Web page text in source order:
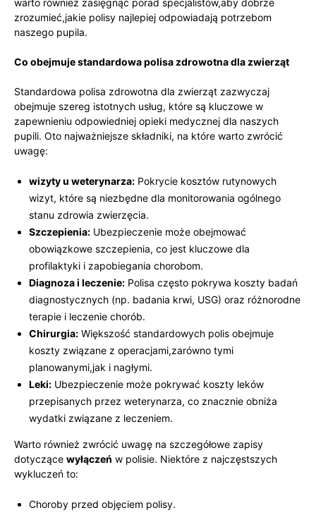
warto również ​zasięgnąć ‍porad specjalistów,aby dobrze⁤
zrozumieć,jakie polisy najlepiej odpowiadają potrzebom
naszego pupila.
Co obejmuje standardowa polisa zdrowotna dla zwierząt
Standardowa polisa zdrowotna dla zwierząt zazwyczaj‍
obejmuje szereg istotnych ⁣usług, które ‍są kluczowe w⁢
zapewnieniu odpowiedniej opieki medycznej dla⁢ naszych
pupili. Oto najważniejsze ‍składniki, na które warto zwrócić
uwagę:
wizyty u weterynarza: Pokrycie kosztów rutynowych
⁣wizyt, które są niezbędne⁣ dla monitorowania ogólnego
stanu zdrowia zwierzęcia.
Szczepienia: Ubezpieczenie⁤ może obejmować
obowiązkowe szczepienia, co jest kluczowe dla
profilaktyki i zapobiegania chorobom.
Diagnoza i leczenie: Polisa często pokrywa koszty badań
diagnostycznych (np. ⁤badania ⁤krwi, USG) oraz różnorodne
terapie i leczenie ​chorób.
Chirurgia: Większość standardowych‌ polis obejmuje
koszty związane z ‌operacjami,zarówno⁤ tymi
planowanymi,jak i nagłymi.
Leki: Ubezpieczenie może pokrywać⁣ koszty leków
przepisanych przez weterynarza,⁣ co znacznie obniża
wydatki związane z leczeniem.
Warto również zwrócić uwagę na szczegółowe zapisy‌
dotyczące wyłączeń w polisie. Niektóre z najczęstszych
‍wykluczeń to:
Choroby przed objęciem polisy.